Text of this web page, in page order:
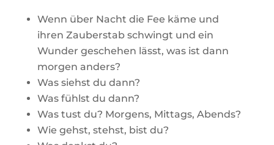
Wenn über Nacht die Fee käme und
ihren Zauberstab schwingt und ein
Wunder geschehen lässt, was ist dann
morgen anders?
Was siehst du dann?
Was fühlst du dann?
Was tust du? Morgens, Mittags, Abends?
Wie gehst, stehst, bist du?